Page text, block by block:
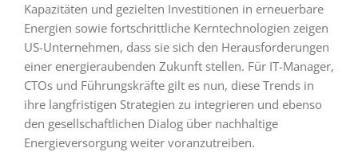
Kapazitäten und gezielten Investitionen in erneuerbare
Energien sowie fortschrittliche Kerntechnologien zeigen
US-Unternehmen, dass sie sich den Herausforderungen
einer energieraubenden Zukunft stellen. Für IT-Manager,
CTOs und Führungskräfte gilt es nun, diese Trends in
ihre langfristigen Strategien zu integrieren und ebenso
den gesellschaftlichen Dialog über nachhaltige
Energieversorgung weiter voranzutreiben.